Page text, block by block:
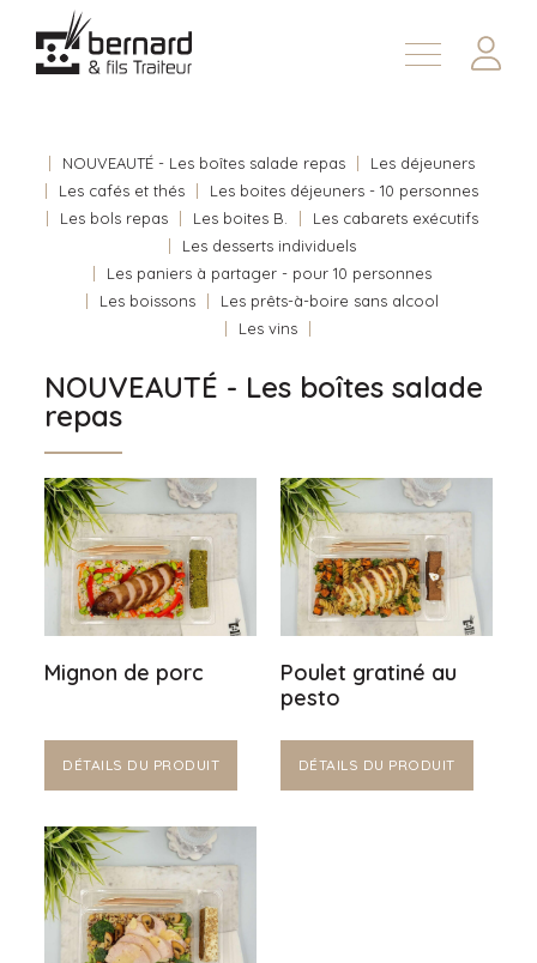
Demander une soumission
À propos
En
NOUVEAUTÉ - Les boîtes salade repas
Les déjeuners
Les cafés et thés
Les boites déjeuners - 10 personnes
Les bols repas
Les boites B.
Les cabarets exécutifs
Les desserts individuels
Les paniers à partager - pour 10 personnes
Les boissons
Les prêts-à-boire sans alcool
Les vins
NOUVEAUTÉ - Les boîtes salade
repas
Mignon de porc
DÉTAILS DU PRODUIT
Poulet gratiné au
pesto
DÉTAILS DU PRODUIT